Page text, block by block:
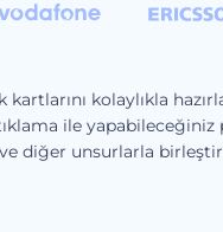
kolaylıkla
ile yapabileceğiniz
diğer unsurlarla